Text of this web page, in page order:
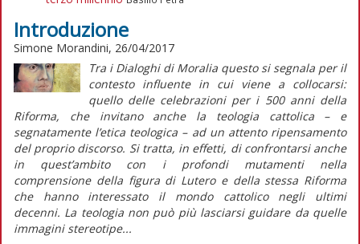
Introduzione
Simone Morandini, 26/04/2017
Tra i Dialoghi di Moralia questo si segnala per il
contesto influente in cui viene a collocarsi:
quello delle celebrazioni per i 500 anni della
Riforma, che invitano anche la teologia cattolica – e
segnatamente l’etica teologica – ad un attento ripensamento
del proprio discorso. Si tratta, in effetti, di confrontarsi anche
in quest’ambito con i profondi mutamenti nella
comprensione della figura di Lutero e della stessa Riforma
che hanno interessato il mondo cattolico negli ultimi
decenni. La teologia non può più lasciarsi guidare da quelle
immagini stereotipe...